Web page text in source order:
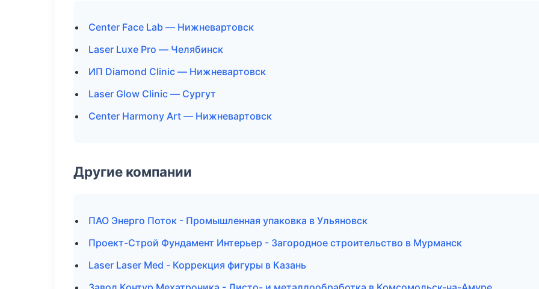
Center Face Lab — Нижневартовск
Laser Luxe Pro — Челябинск
ИП Diamond Clinic — Нижневартовск
Laser Glow Clinic — Сургут
Center Harmony Art — Нижневартовск
Другие компании
ПАО Энерго Поток - Промышленная упаковка в Ульяновск
Проект-Строй Фундамент Интерьер - Загородное строительство в Мурманск
Laser Laser Med - Коррекция фигуры в Казань